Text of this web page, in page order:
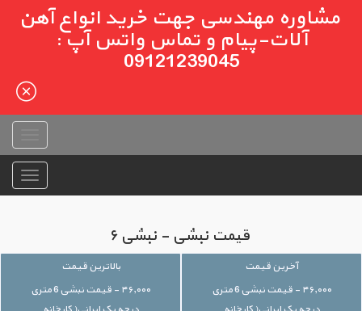
مشاوره مهندسی جهت خرید انواع آهن
آلات-پیام و تماس واتس آپ :
09121239045
قیمت نبشی - نبشی ۶
آخرین قیمت
۴۶,۰۰۰ - قیمت نبشی 6 متری
بالاترین قیمت
۴۶,۰۰۰ - قیمت نبشی 6 متری